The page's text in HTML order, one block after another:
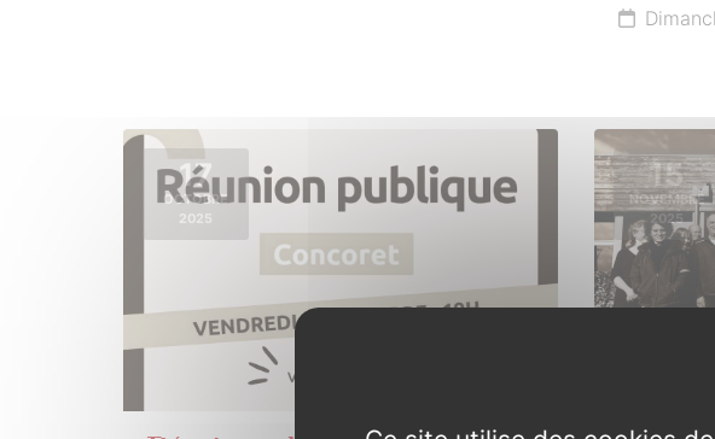
17
OCTOBRE
2025
15
NOVEMBRE
2025